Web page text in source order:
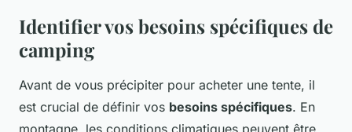
Identifier vos besoins spécifiques de
camping
Avant de vous précipiter pour acheter une tente, il
est crucial de définir vos besoins spécifiques. En